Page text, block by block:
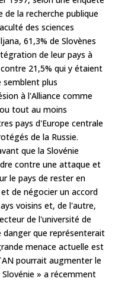
de la recherche publique
des sciences
61,3% de Slovènes
de leur pays à
21,5% qui y étaient
semblent plus
à l'Alliance comme
tout au moins
pays d'Europe centrale
de la Russie.
que la Slovénie
contre une attaque et
le pays de rester en
de négocier un accord
voisins et, de l'autre,
de l'université de
que représenterait
menace actuelle est
pourrait augmenter le
» a récemment